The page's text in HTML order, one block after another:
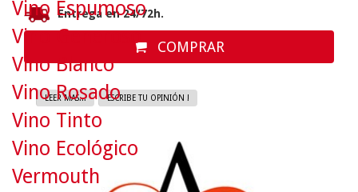
Entrega en 24/72h.
COMPRAR
LEER MAS... ESCRIBE TU OPINIÓN !
Vino Espumoso
Vino Generoso
Vino Blanco
Vino Rosado
Vino Tinto
Vino Ecológico
Vermouth